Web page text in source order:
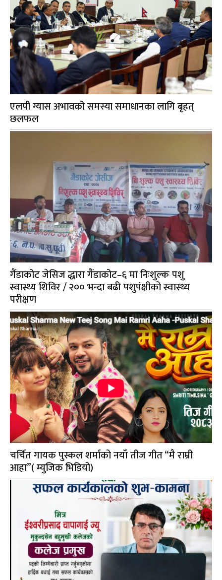
एलपी ग्यास अभावको समस्या समाधानका लागि बृहत्
छलफल
गैंडाकोट जेसिज द्धारा गैंडाकोट–६ मा निःशुल्क पशु
स्वास्थ्य शिविर / २०० भन्दा बढी पशुपंक्षीको स्वास्थ्य
परीक्षण
चर्चित गायक पुस्कल शर्माको नयाँ तीज गीत “मै राम्री
आहा”( म्युजिक भिडियो)